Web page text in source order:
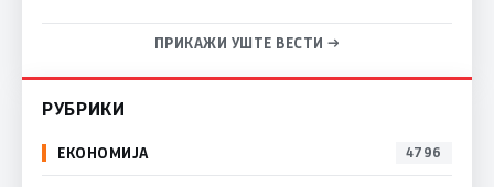
ПРИКАЖИ УШТЕ ВЕСТИ →
РУБРИКИ
ЕКОНОМИЈА 4796